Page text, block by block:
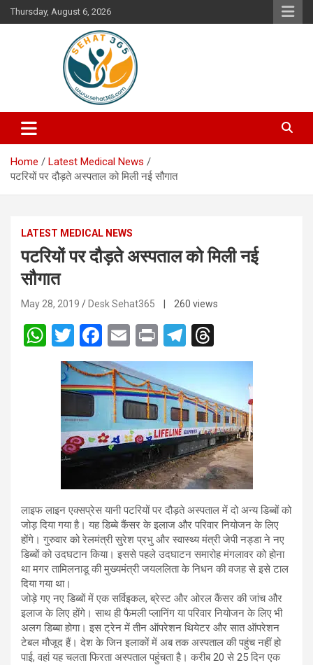
Skip
to
Thursday, August 6, 2026
Sehat365
Your's Complete Health Guide
Home
Latest Medical News
पटरियों पर दौड़ते अस्पताल को मिली नई सौगात
LATEST MEDICAL NEWS
पटरियों पर दौड़ते अस्पताल को मिली नई
सौगात
May 28, 2019 Desk Sehat365 | 260 views
W
at
T
wi
tt
er
F
a
ce
b
o
o
E
m
ail
Pr
in
t
T
el
e
gr
a
m
hr
e
a
d
s
लाइफ लाइन एक्सप्रेस यानी पटरियों पर दौड़ते अस्पताल में दो अन्य डिब्बों को
जोड़ दिया गया है। यह डिब्बे कैंसर के इलाज और परिवार नियोजन के लिए
होंगे। गुरुवार को रेलमंत्री सुरेश प्रभु और स्वास्थ्य मंत्री जेपी नड्डा ने नए
डिब्बों को उदघटान किया। इससे पहले उदघाटन समारोह मंगलावर को होना
था मगर तामिलनाडू की मुख्यमंत्री जयललिता के निधन की वजह से इसे टाल
दिया गया था।
जोड़े गए नए डिब्बों में एक सर्विइकल, ब्रेस्ट और ओरल कैंसर की जांच और
इलाज के लिए होंगे। साथ ही फैमली प्लानिंग या परिवार नियोजन के लिए भी
अलग डिब्बा होगा। इस ट्रेन में तीन ऑपरेशन थियेटर और सात ऑपरेशन
टेबल मौजूद हैं। देश के जिन इलाकों में अब तक अस्पताल की पहुंच नहीं हो
पाई, वहां यह चलता फिरता अस्पताल पहुंचता है। करीब 20 से 25 दिन एक